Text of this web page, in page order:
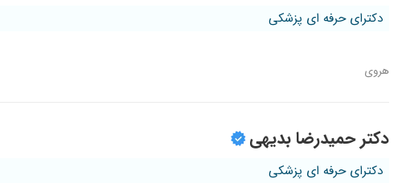
دکترای حرفه ای پزشکی
هروی
دکتر حمیدرضا بدیهی
دکترای حرفه ای پزشکی